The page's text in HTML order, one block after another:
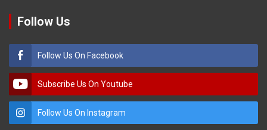
Follow Us
Follow Us On Facebook
Subscribe Us On Youtube
Follow Us On Instagram